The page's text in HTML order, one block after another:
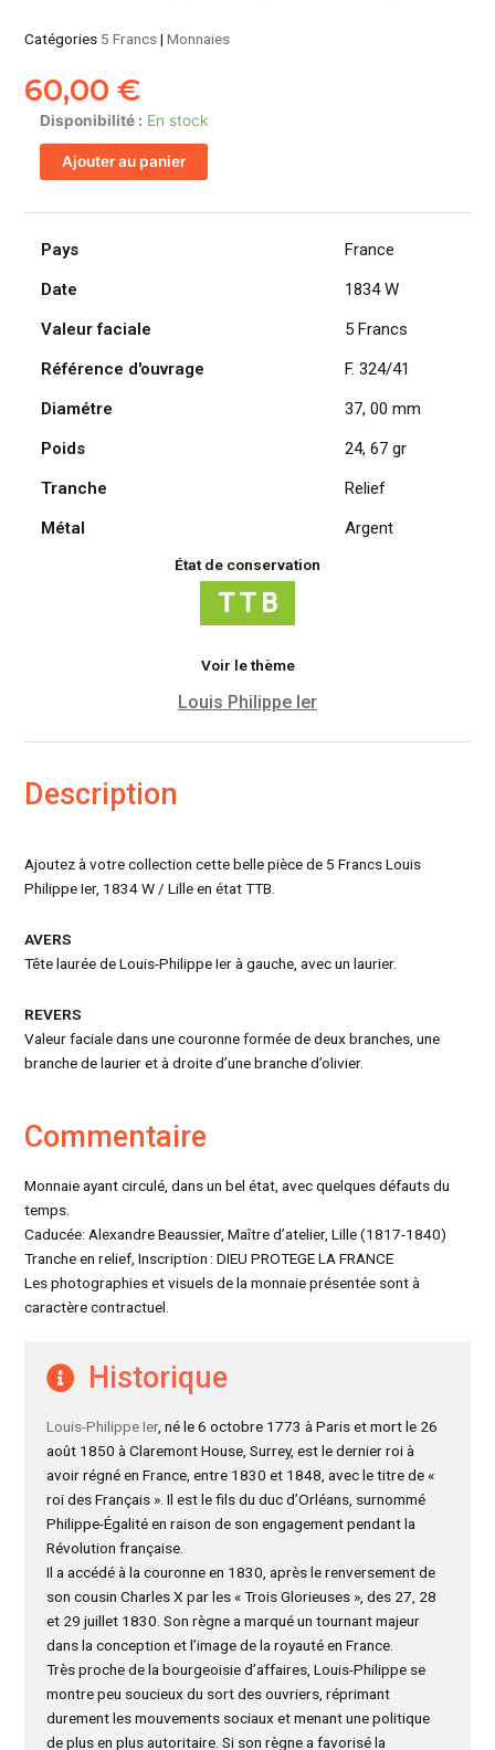
Catégories 5 Francs|Monnaies
60,00€
Disponibilité : En stock
quantité
de
FRANCE,
de
Louis
Ier,
1834
Ajouter au panier
Pays
France
Date
1834 W
Valeur faciale
5 Francs
Référence d'ouvrage
F. 324/41
Diamétre
37, 00 mm
Poids
24, 67 gr
Tranche
Relief
Métal
Argent
État de conservation
Voir le thème
Louis Philippe Ier
Description
Ajoutez à votre collection cette belle pièce de 5 Francs Louis
Philippe Ier, 1834 W / Lille en état TTB.
AVERS
Tête laurée de Louis-Philippe Ier à gauche, avec un laurier.
REVERS
Valeur faciale dans une couronne formée de deux branches, une
branche de laurier et à droite d’une branche d’olivier.
Commentaire
Monnaie ayant circulé, dans un bel état, avec quelques défauts du
temps.
Caducée: Alexandre Beaussier, Maître d’atelier, Lille (1817-1840)
Tranche en relief, Inscription : DIEU PROTEGE LA FRANCE
Les photographies et visuels de la monnaie présentée sont à
caractère contractuel.
Historique
Louis-Philippe Ier, né le 6 octobre 1773 à Paris et mort le 26
août 1850 à Claremont House, Surrey, est le dernier roi à
avoir régné en France, entre 1830 et 1848, avec le titre de «
roi des Français ». Il est le fils du duc d’Orléans, surnommé
Philippe-Égalité en raison de son engagement pendant la
Révolution française.
Il a accédé à la couronne en 1830, après le renversement de
son cousin Charles X par les « Trois Glorieuses », des 27, 28
et 29 juillet 1830. Son règne a marqué un tournant majeur
dans la conception et l’image de la royauté en France.
Très proche de la bourgeoisie d’affaires, Louis-Philippe se
montre peu soucieux du sort des ouvriers, réprimant
durement les mouvements sociaux et menant une politique
de plus en plus autoritaire. Si son règne a favorisé la